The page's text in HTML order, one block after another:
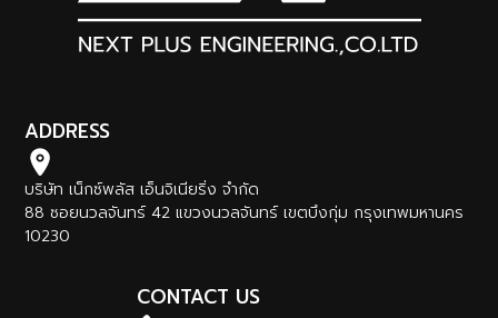
ADDRESS
บริษัท เน็กซ์พลัส เอ็นจิเนียริ่ง จำกัด
88 ซอยนวลจันทร์ 42 แขวงนวลจันทร์ เขตบึงกุ่ม กรุงเทพมหานคร
10230
CONTACT US